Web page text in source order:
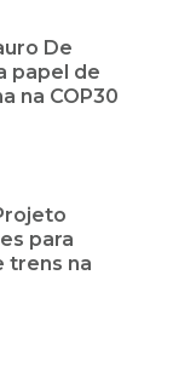
De
papel de
na COP30
para
trens na